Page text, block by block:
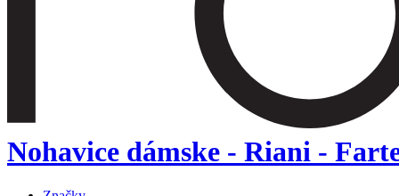
Nohavice dámske - Riani -